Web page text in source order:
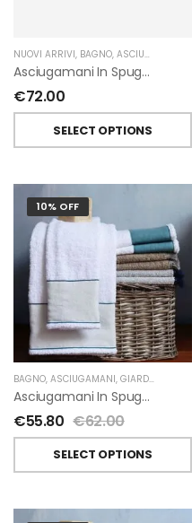
NUOVI ARRIVI, BAGNO, ASCIUGAMANI
Asciugamani In Spugna Con Fiori In Lino Applicati Di Giardino Segreto.
€72.00
SELECT OPTIONS
10% OFF
BAGNO, ASCIUGAMANI, GIARDINO SEGRETO
Asciugamani In Spugna E Lino Di Giardino Segreto
€55.80 €62.00
SELECT OPTIONS